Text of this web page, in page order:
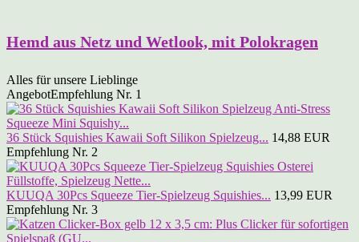
Hemd aus Netz und Wetlook, mit Polokragen
Alles für unsere Lieblinge
AngebotEmpfehlung Nr. 1
36 Stück Squishies Kawaii Soft Silikon Spielzeug... 14,88 EUR
Empfehlung Nr. 2
KUUQA 30Pcs Squeeze Tier-Spielzeug Squishies... 13,99 EUR
Empfehlung Nr. 3